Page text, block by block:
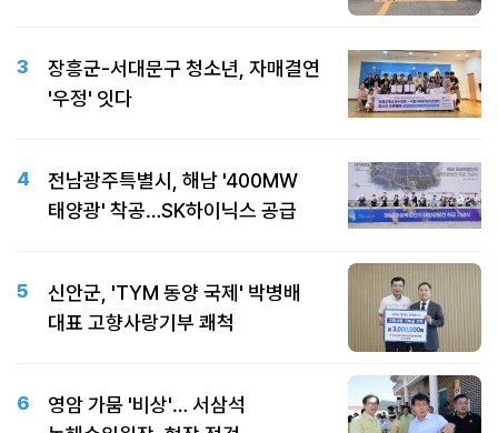
3
장흥군-서대문구 청소년, 자매결연
'우정' 잇다
4
전남광주특별시, 해남 '400MW
태양광' 착공…SK하이닉스 공급
5
신안군, 'TYM 동양 국제' 박병배
대표 고향사랑기부 쾌척
6
영암 가뭄 '비상'… 서삼석